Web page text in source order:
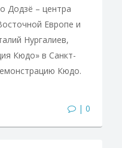
Додзё – центра
Европе и
Нургалиев,
Кюдо» в Санкт-
Кюдо.
| 0